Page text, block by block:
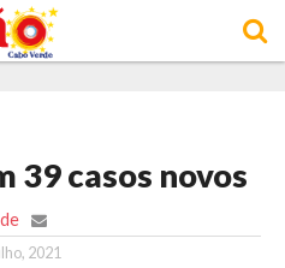
39 casos novos
2021